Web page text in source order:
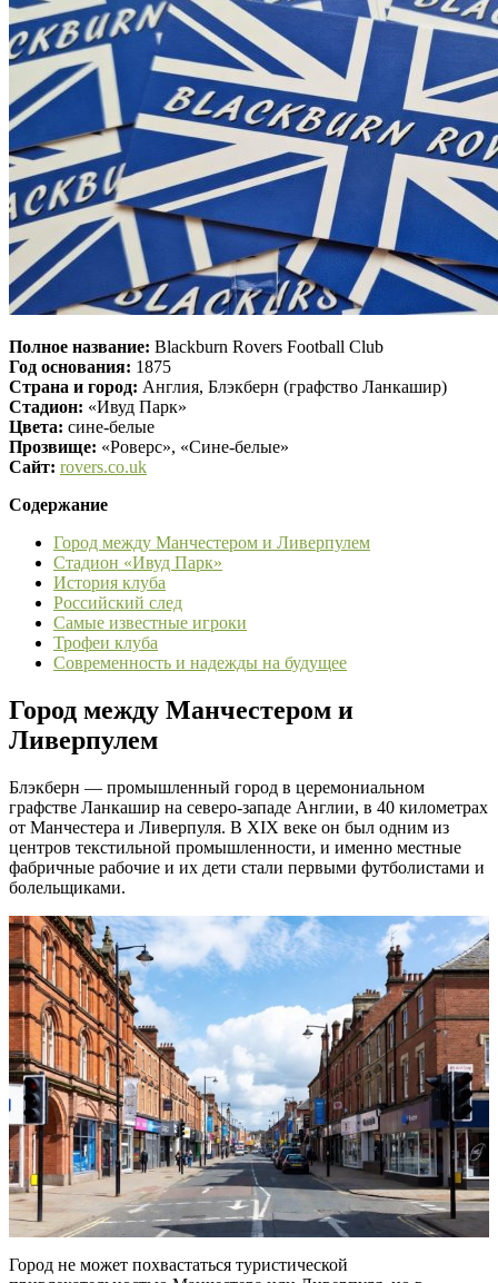
Полное название: Blackburn Rovers Football Club
Год основания: 1875
Страна и город: Англия, Блэкберн (графство Ланкашир)
Стадион: «Ивуд Парк»
Цвета: сине-белые
Прозвище: «Роверс», «Сине-белые»
Сайт: rovers.co.uk
Содержание
Город между Манчестером и Ливерпулем
Стадион «Ивуд Парк»
История клуба
Российский след
Самые известные игроки
Трофеи клуба
Современность и надежды на будущее
Город между Манчестером и
Ливерпулем
Блэкберн — промышленный город в церемониальном
графстве Ланкашир на северо-западе Англии, в 40 километрах
от Манчестера и Ливерпуля. В XIX веке он был одним из
центров текстильной промышленности, и именно местные
фабричные рабочие и их дети стали первыми футболистами и
болельщиками.
Город не может похвастаться туристической